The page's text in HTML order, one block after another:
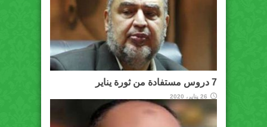
7 دروس مستفادة من ثورة يناير
26 يناير، 2020